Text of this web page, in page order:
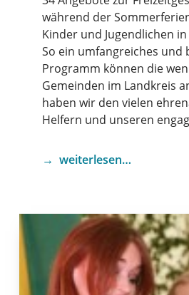
während der
Kinder und Jugendlichen
So ein umfangreiches und
Programm können die
Gemeinden im Landkreis
haben wir den vielen
Helfern und unseren
weiterlesen…